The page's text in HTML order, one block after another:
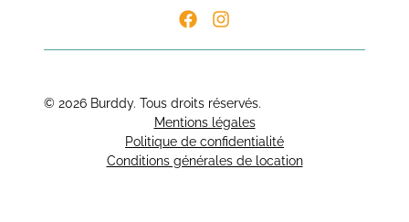
© 2026 Burddy. Tous droits réservés.
Mentions légales
Politique de confidentialité
Conditions générales de location